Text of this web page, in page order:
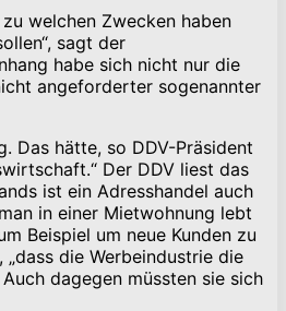
welchen Zwecken haben
sagt der
habe sich nicht nur die
angeforderter sogenannter
Das hätte, so DDV-Präsident
Der DDV liest das
ist ein Adresshandel auch
in einer Mietwohnung lebt
Beispiel um neue Kunden zu
die Werbeindustrie die
dagegen müssten sie sich